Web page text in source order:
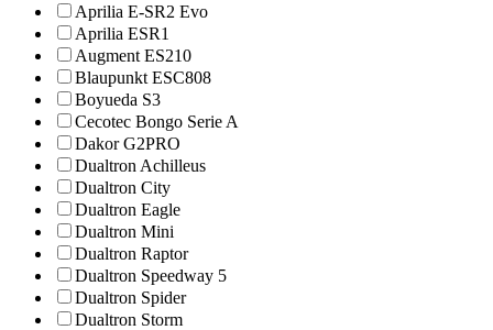
Aprilia E-SR2 Evo
Aprilia ESR1
Augment ES210
Blaupunkt ESC808
Boyueda S3
Cecotec Bongo Serie A
Dakor G2PRO
Dualtron Achilleus
Dualtron City
Dualtron Eagle
Dualtron Mini
Dualtron Raptor
Dualtron Speedway 5
Dualtron Spider
Dualtron Storm